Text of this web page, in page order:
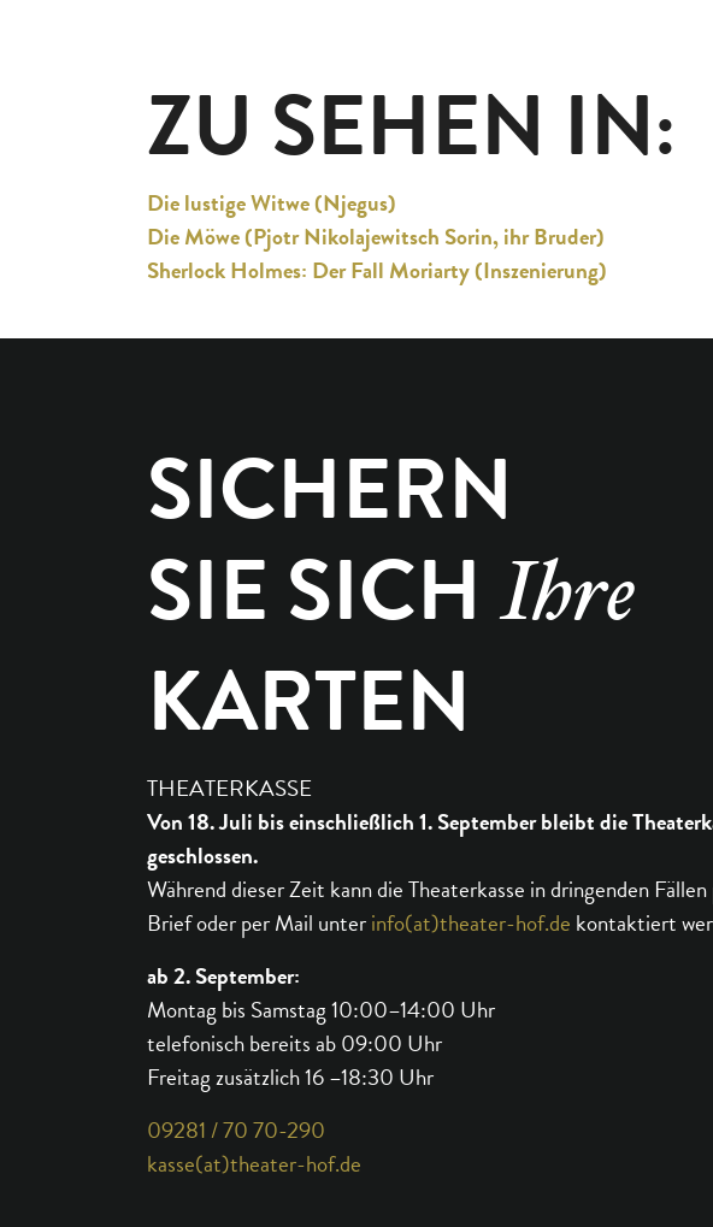
ZU SEHEN IN:
Die lustige Witwe (Njegus)
Die Möwe (Pjotr Nikolajewitsch Sorin, ihr Bruder)
Sherlock Holmes: Der Fall Moriarty (Inszenierung)
SICHERN
SIE SICHIhre
KARTEN
THEATERKASSE
Von 18. Juli bis einschließlich 1. September bleibt die
geschlossen.
Während dieser Zeit kann die Theaterkasse in dringenden
Brief oder per Mail unterinfo(at)theater-hof.de kontaktiert
ab 2. September:
Montag bis Samstag 10:00–14:00 Uhr
telefonisch bereits ab 09:00 Uhr
Freitag zusätzlich 16 –18:30 Uhr
09281 / 70 70-290
kasse(at)theater-hof.de